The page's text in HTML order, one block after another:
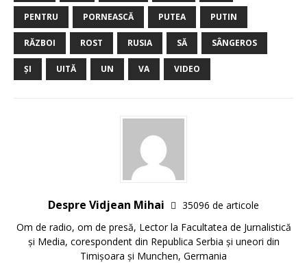
PENTRU PORNEASCĂ PUTEA PUTIN
RĂZBOI ROST RUSIA SĂ SÂNGEROS
ȘI UITĂ UN VA VIDEO
Despre Vidjean Mihai
35096 de articole
Om de radio, om de presă, Lector la Facultatea de Jurnalistică
și Media, corespondent din Republica Serbia și uneori din
Timișoara și Munchen, Germania